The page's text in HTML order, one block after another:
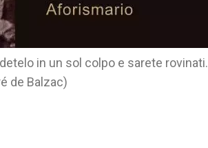
in un sol colpo e sarete rovinati.
de Balzac)